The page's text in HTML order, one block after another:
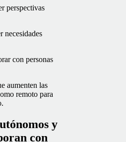
perspectivas
necesidades
con personas
aumenten las
remoto para
y
con